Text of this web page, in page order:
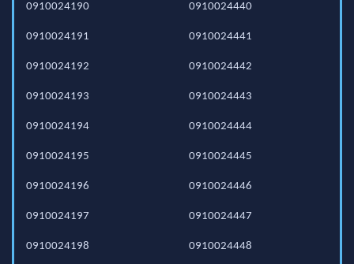
0910024190
0910024191
0910024192
0910024193
0910024194
0910024195
0910024196
0910024197
0910024198
0910024440
0910024441
0910024442
0910024443
0910024444
0910024445
0910024446
0910024447
0910024448